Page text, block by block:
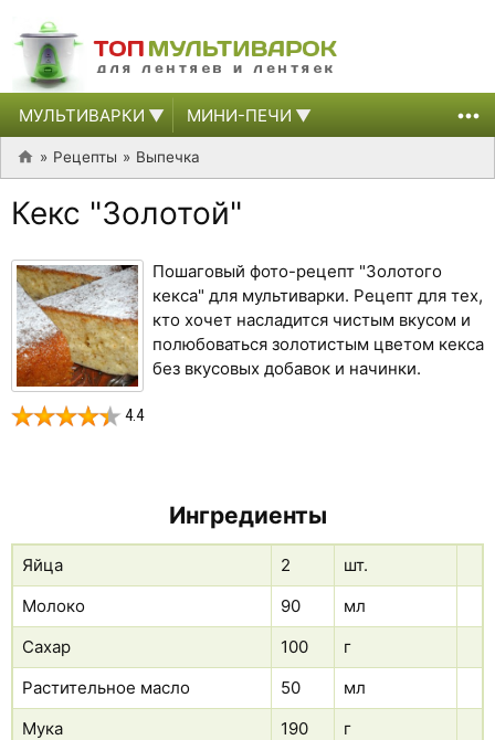
МУЛЬТИВАРКИ МИНИ-ПЕЧИ
Рецепты Выпечка
Кекс "Золотой"
Пошаговый фото-рецепт "Золотого
кекса" для мультиварки. Рецепт для тех,
кто хочет насладится чистым вкусом и
полюбоваться золотистым цветом кекса
без вкусовых добавок и начинки.
4.4
Ингредиенты
Яйца 2
шт.
Молоко
90
мл
Сахар
100
г
Растительное масло
50
мл
Мука
190
г